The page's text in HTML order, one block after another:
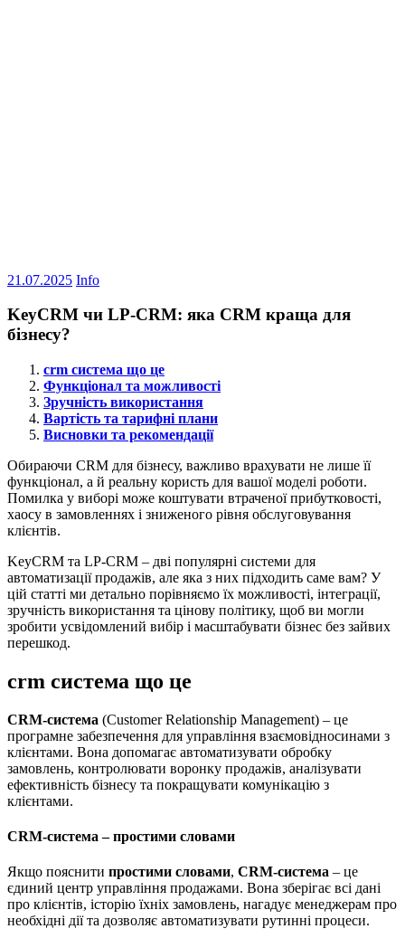
21.07.2025 Info
KeyCRM чи LP-CRM: яка CRM краща для
бізнесу?
crm система що це
Функціонал та можливості
Зручність використання
Вартість та тарифні плани
Висновки та рекомендації
Обираючи CRM для бізнесу, важливо врахувати не лише її
функціонал, а й реальну користь для вашої моделі роботи.
Помилка у виборі може коштувати втраченої прибутковості,
хаосу в замовленнях і зниженого рівня обслуговування
клієнтів.
KeyCRM та LP-CRM – дві популярні системи для
автоматизації продажів, але яка з них підходить саме вам? У
цій статті ми детально порівняємо їх можливості, інтеграції,
зручність використання та цінову політику, щоб ви могли
зробити усвідомлений вибір і масштабувати бізнес без зайвих
перешкод.
crm система що це
CRM-система (Customer Relationship Management) – це
програмне забезпечення для управління взаємовідносинами з
клієнтами. Вона допомагає автоматизувати обробку
замовлень, контролювати воронку продажів, аналізувати
ефективність бізнесу та покращувати комунікацію з
клієнтами.
CRM-система – простими словами
Якщо пояснити простими словами, CRM-система – це
єдиний центр управління продажами. Вона зберігає всі дані
про клієнтів, історію їхніх замовлень, нагадує менеджерам про
необхідні дії та дозволяє автоматизувати рутинні процеси.